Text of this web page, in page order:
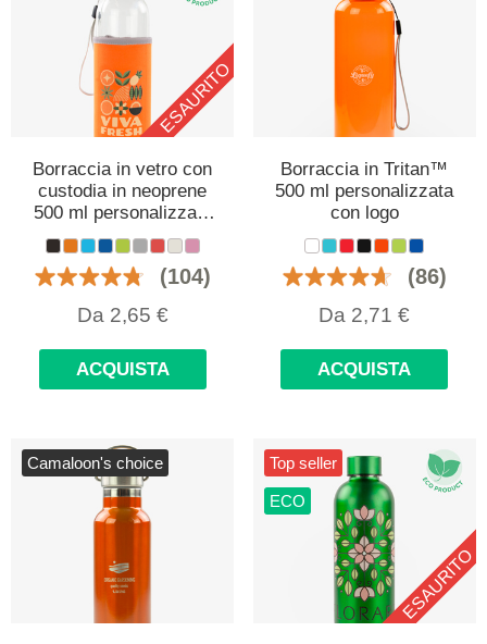
ESAURITO
Borraccia in vetro con
custodia in neoprene
500 ml personalizzata
con logo
(104)
Da 2,65 €
ACQUISTA
Borraccia in Tritan™️
500 ml personalizzata
con logo
(86)
Da 2,71 €
ACQUISTA
Camaloon's choice
ECO
Top seller
ESAURITO